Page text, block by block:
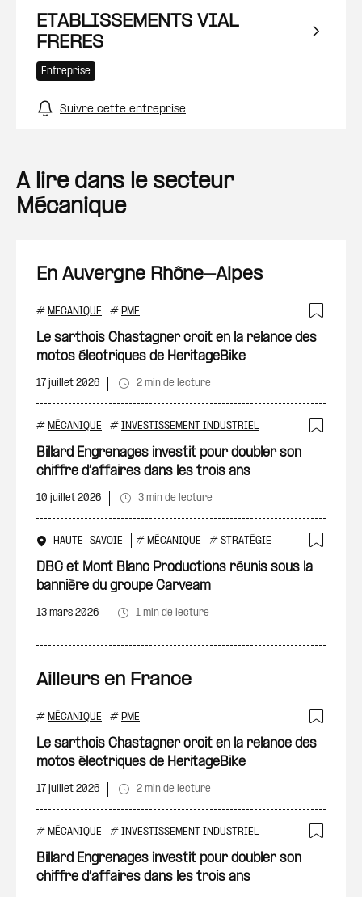
ETABLISSEMENTS VIAL
FRERES
Entreprise
Suivre cette entreprise
A lire dans le secteur
Mécanique
En Auvergne Rhône-Alpes
# MÉCANIQUE # PME
Le sarthois Chastagner croit en la relance des
motos électriques de HeritageBike
17 juillet 2026 2 min de lecture
# MÉCANIQUE # INVESTISSEMENT INDUSTRIEL
Billard Engrenages investit pour doubler son
chiffre d’affaires dans les trois ans
10 juillet 2026 3 min de lecture
HAUTE-SAVOIE # MÉCANIQUE # STRATÉGIE
DBC et Mont Blanc Productions réunis sous la
bannière du groupe Carveam
13 mars 2026 1 min de lecture
Ailleurs en France
# MÉCANIQUE # PME
Le sarthois Chastagner croit en la relance des
motos électriques de HeritageBike
17 juillet 2026 2 min de lecture
# MÉCANIQUE # INVESTISSEMENT INDUSTRIEL
Billard Engrenages investit pour doubler son
chiffre d’affaires dans les trois ans